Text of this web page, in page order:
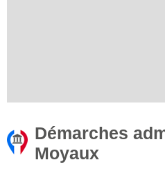
Démarches
Moyaux